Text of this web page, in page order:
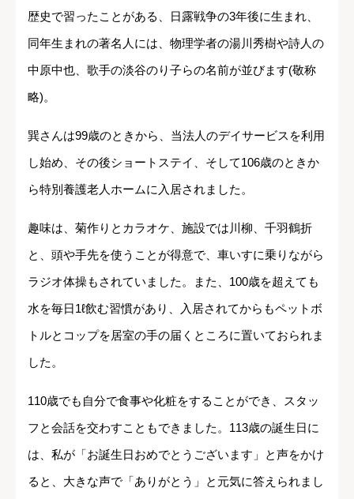
歴史で習ったことがある、日露戦争の3年後に生まれ、
同年生まれの著名人には、物理学者の湯川秀樹や詩人の
中原中也、歌手の淡谷のり子らの名前が並びます(敬称
略)。
巽さんは99歳のときから、当法人のデイサービスを利用
し始め、その後ショートステイ、そして106歳のときか
ら特別養護老人ホームに入居されました。
趣味は、菊作りとカラオケ、施設では川柳、千羽鶴折
と、頭や手先を使うことが得意で、車いすに乗りながら
ラジオ体操もされていました。また、100歳を超えても
水を毎日1ℓ飲む習慣があり、入居されてからもペットボ
トルとコップを居室の手の届くところに置いておられま
した。
110歳でも自分で食事や化粧をすることができ、スタッ
フと会話を交わすこともできました。113歳の誕生日に
は、私が「お誕生日おめでとうございます」と声をかけ
ると、大きな声で「ありがとう」と元気に答えられまし